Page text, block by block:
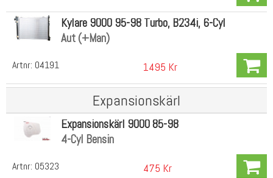
Artnr: 04191
Kylare 9000 95-98 Turbo, B234i, 6-Cyl
Aut (+Man)
1495 Kr
Expansionskärl
Artnr: 05323
Expansionskärl 9000 85-98
4-Cyl Bensin
475 Kr